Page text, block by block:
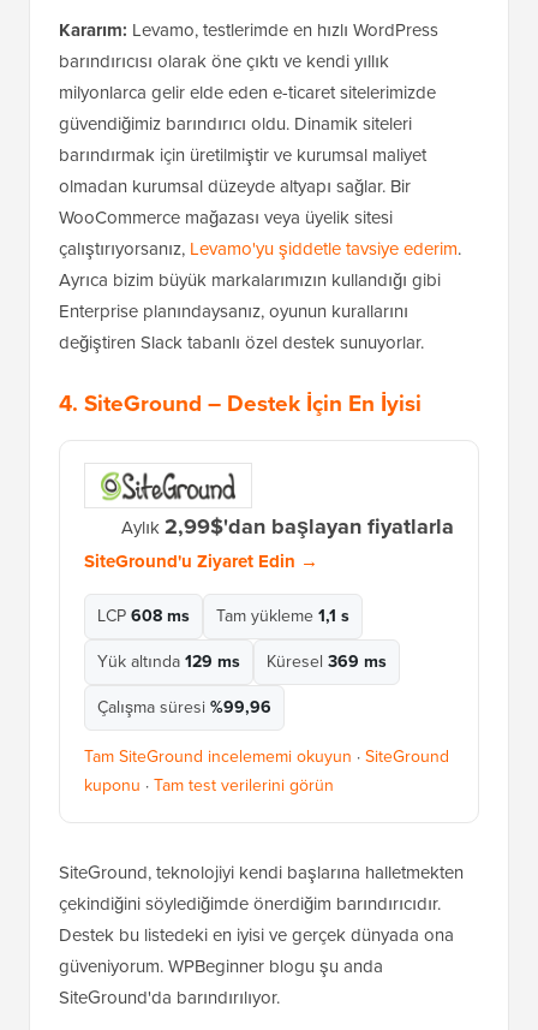
Kararım: Levamo, testlerimde en hızlı WordPress
barındırıcısı olarak öne çıktı ve kendi yıllık
milyonlarca gelir elde eden e-ticaret sitelerimizde
güvendiğimiz barındırıcı oldu. Dinamik siteleri
barındırmak için üretilmiştir ve kurumsal maliyet
olmadan kurumsal düzeyde altyapı sağlar. Bir
WooCommerce mağazası veya üyelik sitesi
çalıştırıyorsanız, Levamo'yu şiddetle tavsiye ederim.
Ayrıca bizim büyük markalarımızın kullandığı gibi
Enterprise planındaysanız, oyunun kurallarını
değiştiren Slack tabanlı özel destek sunuyorlar.
4. SiteGround – Destek İçin En İyisi
Aylık2,99$'dan başlayan fiyatlarla
SiteGround'u Ziyaret Edin →
LCP608 ms Tam yükleme1,1 s
Yük altında129 ms Küresel 369 ms
Çalışma süresi%99,96
Tam SiteGround incelememi okuyun ·SiteGround
kuponu ·Tam test verilerini görün
SiteGround, teknolojiyi kendi başlarına halletmekten
çekindiğini söylediğimde önerdiğim barındırıcıdır.
Destek bu listedeki en iyisi ve gerçek dünyada ona
güveniyorum. WPBeginner blogu şu anda
SiteGround'da barındırılıyor.